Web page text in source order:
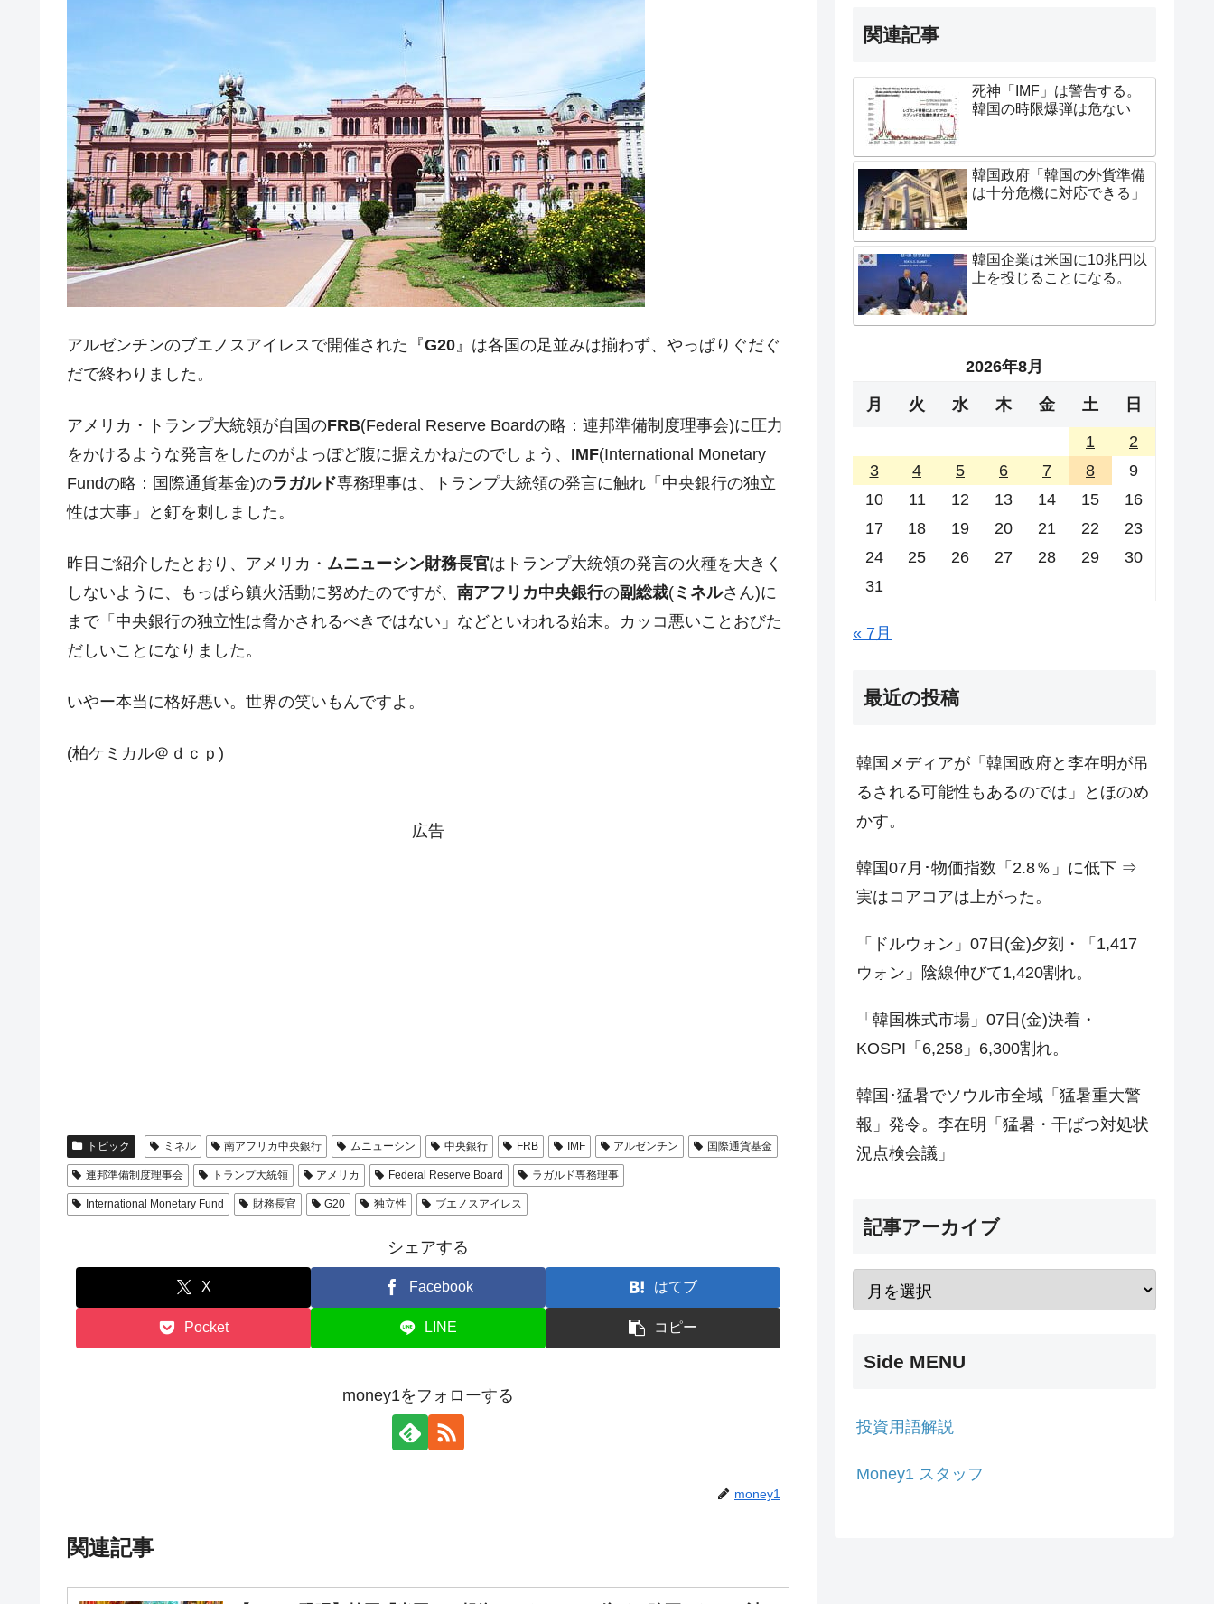
韓国･警察職員が「丸刈りになって抗議活動」
中国だけが鉄鋼輸出を異常増加させる ⇒ 中国の過剰生産が世界を蝕む。
『Money1』 韓国製造業「半導体絶好調」のウラで他業種は全般的「不調」⇒ PSIが示す現況は決して良くない。
『Money1』 【米韓激突案件】韓国消費者院が『クーパン』1人当たり賠償10万ウォンを認定 ⇒ 総額3兆7,000億
『Money1』 韓国で猛暑。南東部では干ばつ
『Money1』 韓国型イージス搭載の次世代駆逐艦「KDDX」1番艦、2032年竣工と公示
『Money1』 【対日本円】ウォン安が急進！ 日米の協調に韓国がいっちょがみしたのでは。
『Money1』
韓国政府『BYD』車への補助金を全廃 ⇒ 実は韓国で『BYD』車は売れている。6カ月で対前年同期比
1.9倍！
ドを掲げる「在韓反米勢力」
『Money1』 韓国政府「2035年までに18.4GW規模のAIデータセンター整備」⇒ だから無理だってば。
『Money1』 韓国政府「ニセＫ-ブランドを通報しようキャンペーン」⇒ あの名物教授も登場！
『Money1』 韓国「橋が落ちました」⇒ 耐久性「なさすぎ」では。
『Money1』
米国下院「韓国の公務員個人をターゲットにぶん殴る法案」提出！⇒ クーパン問題は合衆国企業に対
する差別。許してはおかぬ
『Money1』 韓国ボンクラ政策室長･金容範、株価暴落に他人事のような発言。
『Money1』 韓国半導体『SKハイニックス』2026年2Qの業績「史上最高益」当期純利益は前年同期比13.4倍に。
『Money1』 韓国･加徳島新国際空港「またも暗礁」の危機 ⇒ 10.7兆では損が出るからできない。
発動！
アルゼンチンのブエノスアイレスで開催された『G20 』は各国の足並みは揃わず、やっぱりぐだぐ
だで終わりました。
アメリカ・トランプ大統領が自国のFRB(Federal Reserve Boardの略：連邦準備制度理事会)に圧力
をかけるような発言をしたのがよっぽど腹に据えかねたのでしょう、 IMF(International Monetary
Fundの略：国際通貨基金)のラガルド専務理事は、トランプ大統領の発言に触れ「中央銀行の独立
性は大事」と釘を刺しました。
昨日ご紹介したとおり、アメリカ・ ムニューシン財務長官はトランプ大統領の発言の火種を大きく
しないように、もっぱら鎮火活動に努めたのですが、 南アフリカ中央銀行の副総裁( ミネルさん)に
まで「中央銀行の独立性は脅かされるべきではない」などといわれる始末。カッコ悪いことおびた
だしいことになりました。
いやー本当に格好悪い。世界の笑いもんですよ。
(柏ケミカル＠ｄｃｐ)
広告
トピック ミネル 南アフリカ中央銀行 ムニューシン 中央銀行 FRB IMF アルゼンチン 国際通貨基金
連邦準備制度理事会 トランプ大統領 アメリカ Federal Reserve Board ラガルド専務理事
International Monetary Fund 財務長官 G20 独立性 ブエノスアイレス
シェアする
X Facebook はてブ
Pocket LINE コピー
money1をフォローする
money1
関連記事
関連記事
死神「IMF」は警告する。
韓国の時限爆弾は危ない
韓国政府「韓国の外貨準備
は十分危機に対応できる」
韓国企業は米国に10兆円以
上を投じることになる。
2026年8月
月 火 水 木 金 土 日
1
2
3
4 5 6 7 8
9
10
11 12 13 14 15
16
17
18 19 20 21 22
23
24
25 26 27 28 29
30
31
« 7月
最近の投稿
韓国メディアが「韓国政府と李在明が吊
るされる可能性もあるのでは」とほのめ
かす。
韓国07月･物価指数「2.8％」に低下 ⇒
実はコアコアは上がった。
「ドルウォン」07日(金)夕刻・「1,417
ウォン」陰線伸びて1,420割れ。
「韓国株式市場」07日(金)決着・
KOSPI「6,258」6,300割れ。
韓国･猛暑でソウル市全域「猛暑重大警
報」発令。李在明「猛暑・干ばつ対処状
況点検会議」
記事アーカイブ
Side MENU
投資用語解説
Money1 スタッフ